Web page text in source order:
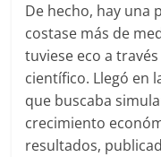
De hecho, hay una
costase más de
tuviese eco a
científico. Llegó en
que buscaba
crecimiento
resultados,